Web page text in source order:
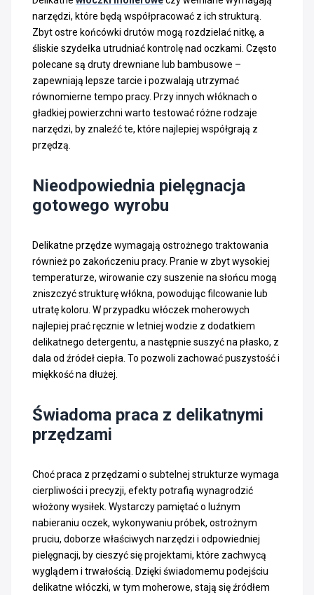
narzędzi, które będą współpracować z ich strukturą.
Zbyt ostre końcówki drutów mogą rozdzielać nitkę, a
śliskie szydełka utrudniać kontrolę nad oczkami. Często
polecane są druty drewniane lub bambusowe –
zapewniają lepsze tarcie i pozwalają utrzymać
równomierne tempo pracy. Przy innych włóknach o
gładkiej powierzchni warto testować różne rodzaje
narzędzi, by znaleźć te, które najlepiej współgrają z
przędzą.
Nieodpowiednia pielęgnacja
gotowego wyrobu
Delikatne przędze wymagają ostrożnego traktowania
również po zakończeniu pracy. Pranie w zbyt wysokiej
temperaturze, wirowanie czy suszenie na słońcu mogą
zniszczyć strukturę włókna, powodując filcowanie lub
utratę koloru. W przypadku włóczek moherowych
najlepiej prać ręcznie w letniej wodzie z dodatkiem
delikatnego detergentu, a następnie suszyć na płasko, z
dala od źródeł ciepła. To pozwoli zachować puszystość i
miękkość na dłużej.
Świadoma praca z delikatnymi
przędzami
Choć praca z przędzami o subtelnej strukturze wymaga
cierpliwości i precyzji, efekty potrafią wynagrodzić
włożony wysiłek. Wystarczy pamiętać o luźnym
nabieraniu oczek, wykonywaniu próbek, ostrożnym
pruciu, doborze właściwych narzędzi i odpowiedniej
pielęgnacji, by cieszyć się projektami, które zachwycą
wyglądem i trwałością. Dzięki świadomemu podejściu
delikatne włóczki, w tym moherowe, stają się źródłem